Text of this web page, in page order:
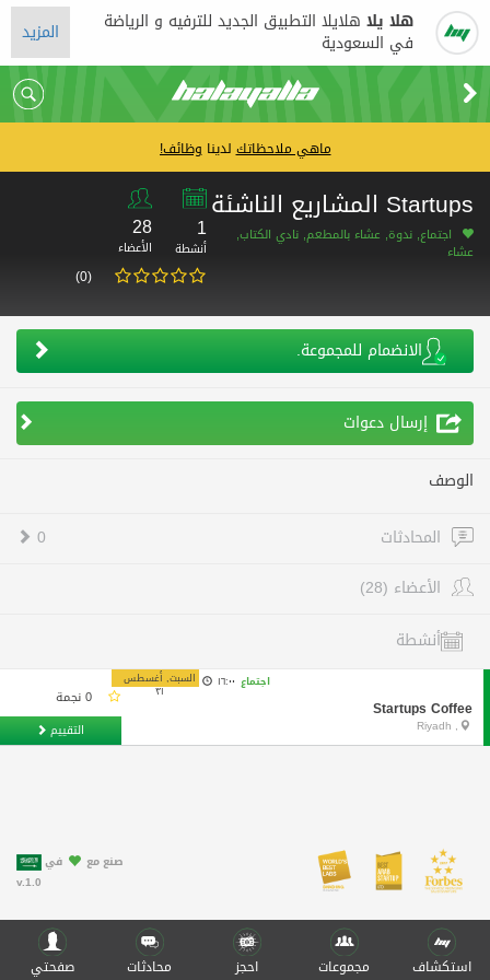
هلا يلا هلايلا التطبيق الجديد للترفيه و الرياضة
في السعودية المزيد
ماهي ملاحظاتكلديناوظائف!
Startups المشاريع الناشئة
اجتماع, ندوة, عشاء بالمطعم, نادي الكتاب,
عشاء
1
أنشطة
28
الأعضاء
(0)
الانضمام للمجموعة.
إرسال دعوات
الوصف
المحادثات
0
الأعضاء (28)
أنشطة
السبت, أغسطس
٣١ ١٦:٠٠ اجتماع
Startups Coffee
, Riyadh
0 نجمة
التقييم
صنع مع
في
v.1.0
استكشاف مجموعات احجز محادثات صفحتي